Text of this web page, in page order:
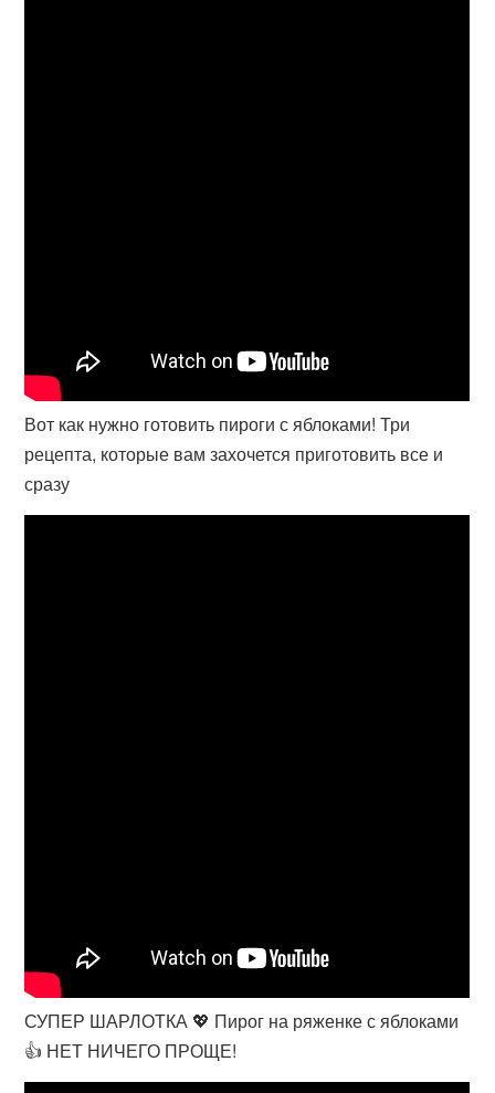
Вот как нужно готовить пироги с яблоками! Три
рецепта, которые вам захочется приготовить все и
сразу
СУПЕР ШАРЛОТКА 💖 Пирог на ряженке с яблоками
👍 НЕТ НИЧЕГО ПРОЩЕ!